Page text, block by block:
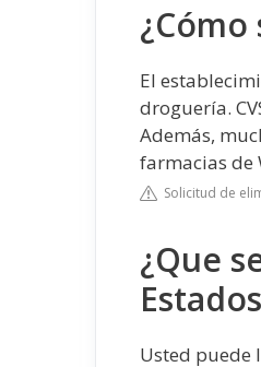
El
droguería.
Además,
farmacias de
Solicitud de
¿Que
Usted puede